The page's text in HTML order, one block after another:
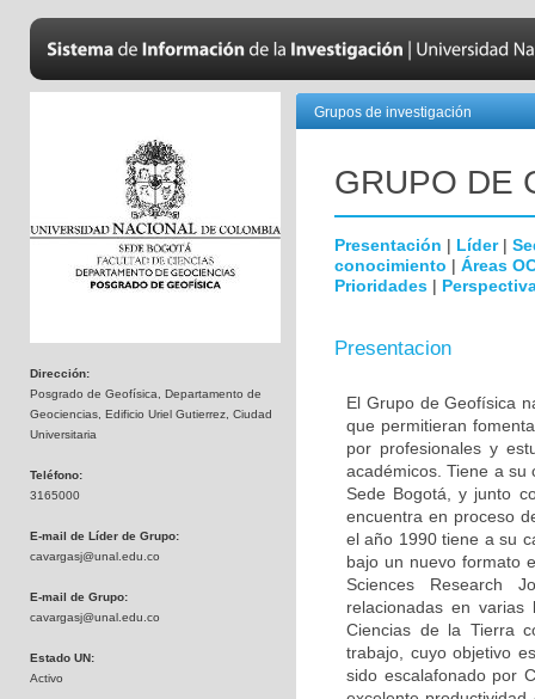
Dirección:
Posgrado de Geofísica, Departamento de
Geociencias, Edificio Uriel Gutierrez, Ciudad
Universitaria
Teléfono:
3165000
E-mail de Líder de Grupo:
cavargasj@unal.edu.co
E-mail de Grupo:
cavargasj@unal.edu.co
Estado UN:
Activo
Grupos de investigación
GRUPO DE
Presentación | Líder|
conocimiento | Áreas
Prioridades |
Presentacion
El Grupo de Geofísica
que permitieran
por profesionales y
académicos. Tiene a
Sede Bogotá, y junto
encuentra en proceso
el año 1990 tiene a su
bajo un nuevo formato
Sciences Research
relacionadas en
Ciencias de la Tierra
trabajo, cuyo objetivo
sido escalafonado por